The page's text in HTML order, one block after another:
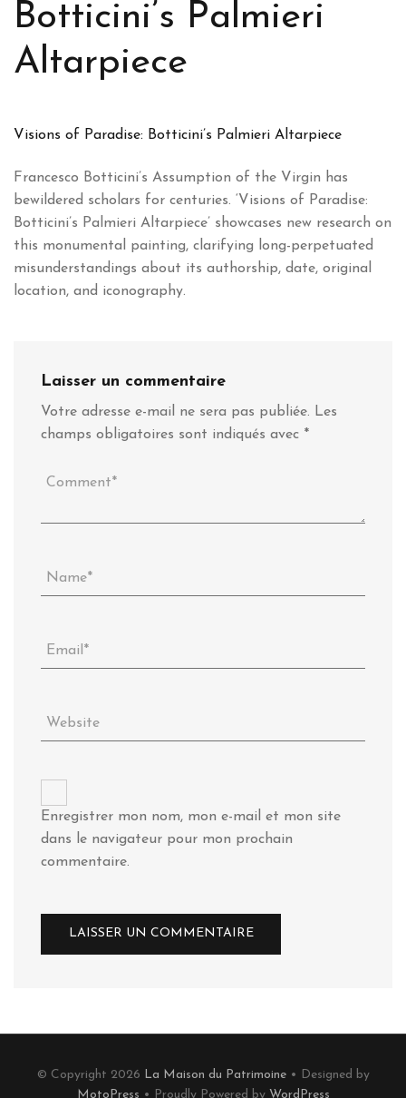
Botticini’s Palmieri
Altarpiece
Visions of Paradise: Botticini’s Palmieri Altarpiece
Francesco Botticini’s Assumption of the Virgin has
bewildered scholars for centuries. ‘Visions of Paradise:
Botticini’s Palmieri Altarpiece’ showcases new research on
this monumental painting, clarifying long-perpetuated
misunderstandings about its authorship, date, original
location, and iconography.
Laisser un commentaire
Votre adresse e-mail ne sera pas publiée. Les
champs obligatoires sont indiqués avec *
Enregistrer mon nom, mon e-mail et mon site
dans le navigateur pour mon prochain
commentaire.
© Copyright 2026 La Maison du Patrimoine• Designed by
MotoPress • Proudly Powered by WordPress